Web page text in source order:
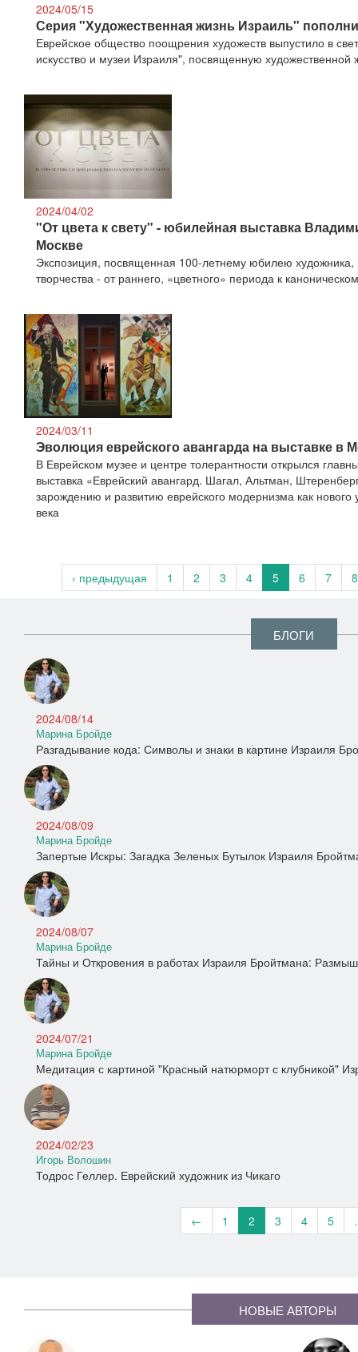
2024/05/15
Серия "Художественная жизнь Израиль"
Еврейское общество поощрения художеств выпустило в
искусство и музеи Израиля", посвященную художественной
2024/04/02
"От цвета к свету" - юбилейная выставка
Москве
Экспозиция, посвященная 100-летнему юбилею
творчества - от раннего, «цветного» периода к
2024/03/11
Эволюция еврейского авангарда на выставке в
В Еврейском музее и центре толерантности открылся
выставка «Еврейский авангард. Шагал, Альтман,
зарождению и развитию еврейского модернизма как нового
века
‹ предыдущая 1 2 3 4 5 6 7 8
БЛОГИ
2024/08/14
Марина Бройде
Разгадывание кода: Символы и знаки в картине Израиля
2024/08/09
Марина Бройде
Запертые Искры: Загадка Зеленых Бутылок Израиля
2024/08/07
Марина Бройде
Тайны и Откровения в работах Израиля Бройтмана:
2024/07/21
Марина Бройде
Медитация с картиной "Красный натюрморт с клубникой"
2024/02/23
Игорь Волошин
Тодрос Геллер. Еврейский художник из Чикаго
← 1 2 3 4 5
НОВЫЕ АВТОРЫ